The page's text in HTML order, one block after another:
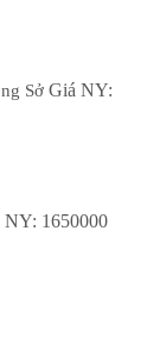
Sở Giá NY:
NY: 1650000